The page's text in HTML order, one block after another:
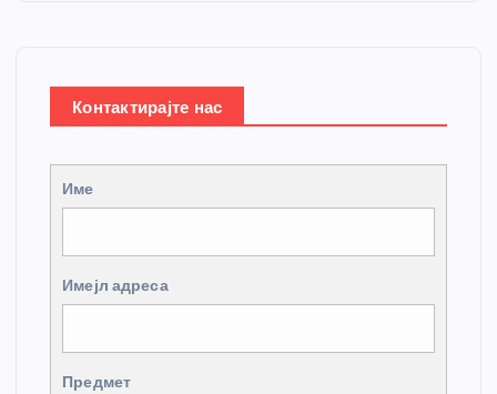
Контактирајте нас
Име
Имејл адреса
Предмет